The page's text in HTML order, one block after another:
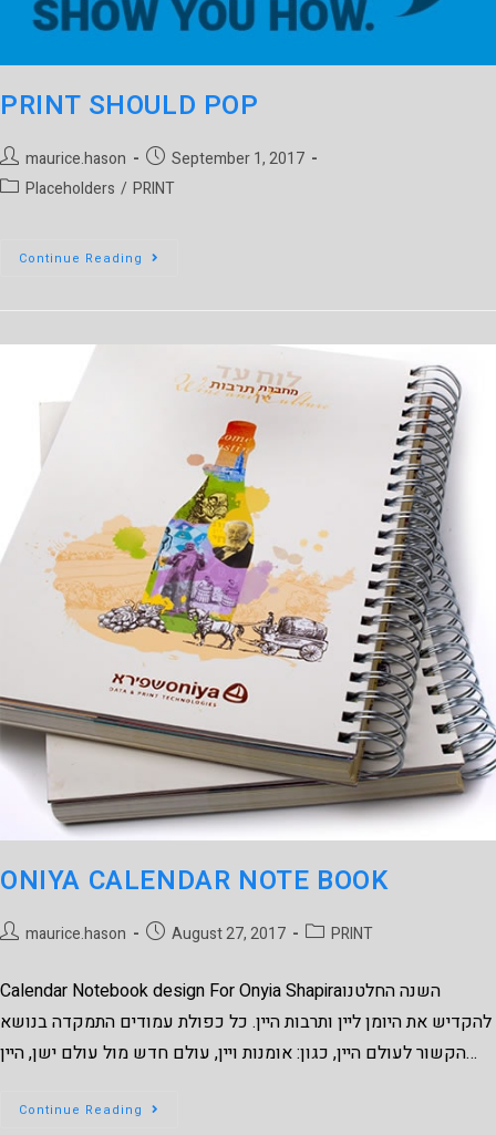
PRINT SHOULD POP
maurice.hason
September 1, 2017
Placeholders / PRINT
Continue Reading
ONIYA CALENDAR NOTE BOOK
maurice.hason August 27, 2017 PRINT
Calendar Notebook design For Onyia Shapiraהשנה החלטנו
להקדיש את היומן ליין ותרבות היין. כל כפולת עמודים התמקדה בנושא
הקשור לעולם היין, כגון: אומנות ויין, עולם חדש מול עולם ישן, היין…
Continue Reading